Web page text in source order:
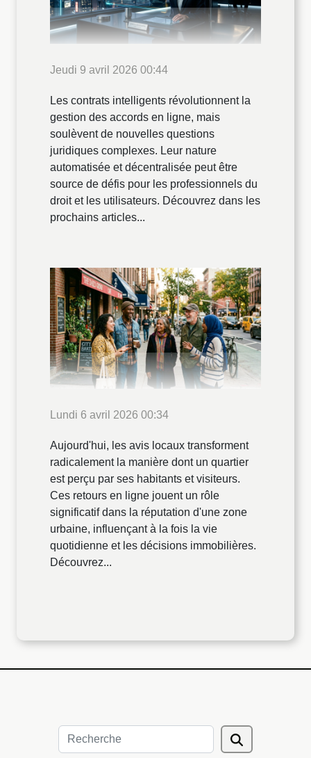
Jeudi 9 avril 2026 00:44
Les contrats intelligents révolutionnent la
gestion des accords en ligne, mais
soulèvent de nouvelles questions
juridiques complexes. Leur nature
automatisée et décentralisée peut être
source de défis pour les professionnels du
droit et les utilisateurs. Découvrez dans les
prochains articles...
Lundi 6 avril 2026 00:34
Aujourd'hui, les avis locaux transforment
radicalement la manière dont un quartier
est perçu par ses habitants et visiteurs.
Ces retours en ligne jouent un rôle
significatif dans la réputation d'une zone
urbaine, influençant à la fois la vie
quotidienne et les décisions immobilières.
Découvrez...